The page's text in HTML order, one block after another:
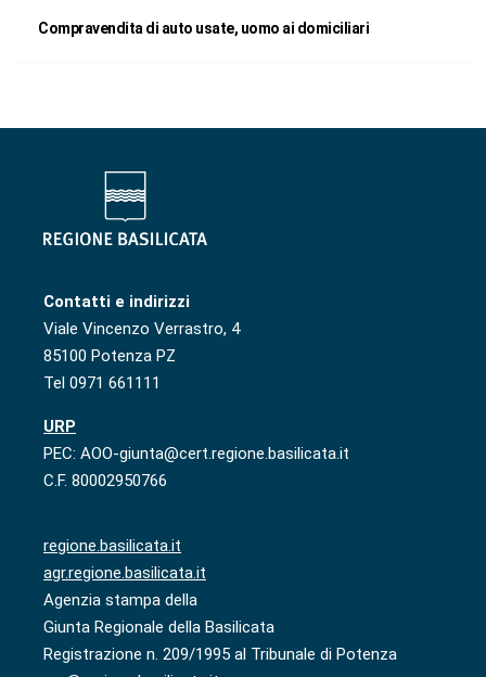
Compravendita di auto usate, uomo ai domiciliari
Contatti e indirizzi
Viale Vincenzo Verrastro, 4
85100 Potenza PZ
Tel 0971 661111
URP
PEC: AOO-giunta@cert.regione.basilicata.it
C.F. 80002950766
regione.basilicata.it
agr.regione.basilicata.it
Agenzia stampa della
Giunta Regionale della Basilicata
Registrazione n. 209/1995 al Tribunale di Potenza